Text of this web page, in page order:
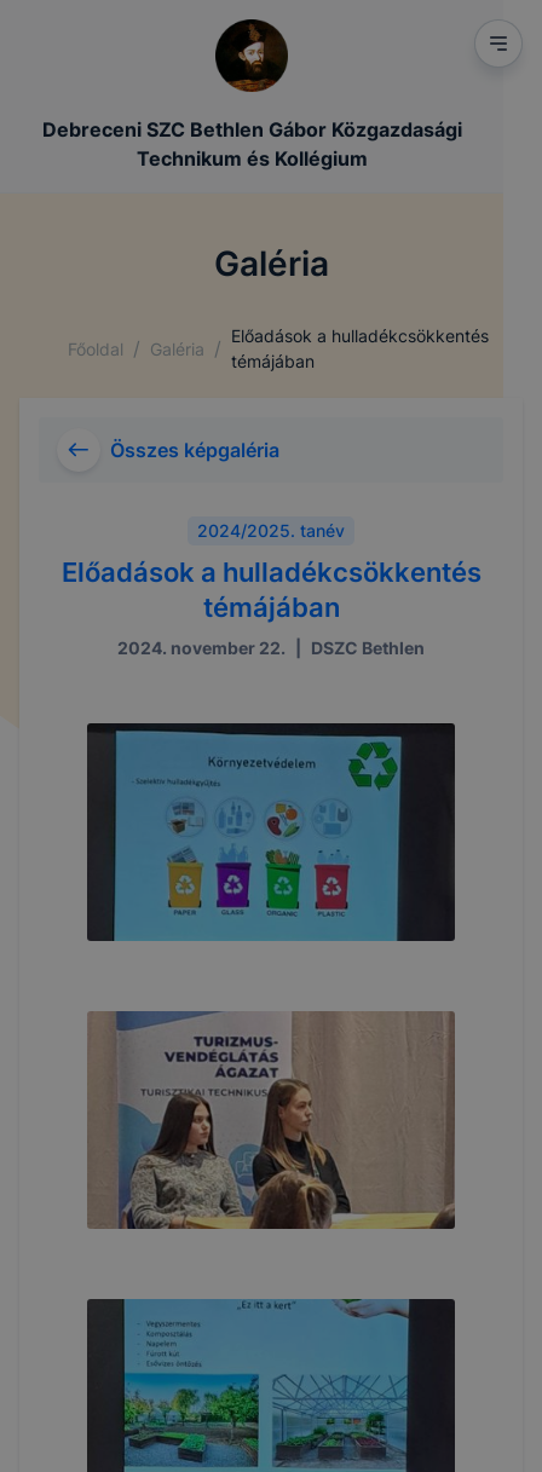
Debreceni SZC Bethlen Gábor Közgazdasági
Technikum és Kollégium
Galéria
Főoldal / Galéria /
Előadások a hulladékcsökkentés
témájában
Összes képgaléria
2024/2025. tanév
Előadások a hulladékcsökkentés
témájában
2024. november 22. DSZC Bethlen